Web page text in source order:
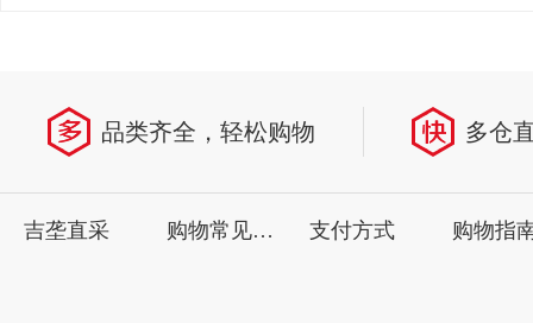
品类齐全，轻松购物 多仓
吉垄直采 购物常见问题 支付方式 购物指